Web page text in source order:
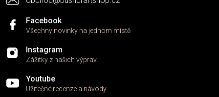
Facebook
Všechny novinky na jednom místě
Instagram
Zážitky z našich výprav
Youtube
Užitečné recenze a návody